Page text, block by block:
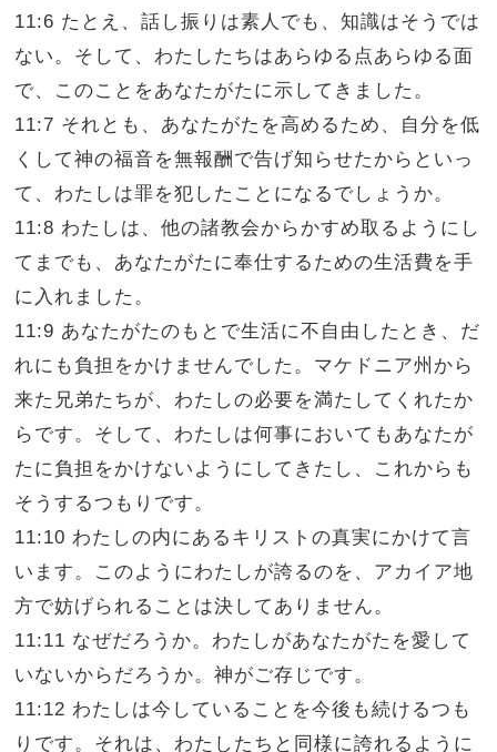
11:6 たとえ、話し振りは素人でも、知識はそうでは
ない。そして、わたしたちはあらゆる点あらゆる面
で、このことをあなたがたに示してきました。
11:7 それとも、あなたがたを高めるため、自分を低
くして神の福音を無報酬で告げ知らせたからといっ
て、わたしは罪を犯したことになるでしょうか。
11:8 わたしは、他の諸教会からかすめ取るようにし
てまでも、あなたがたに奉仕するための生活費を手
に入れました。
11:9 あなたがたのもとで生活に不自由したとき、だ
れにも負担をかけませんでした。マケドニア州から
来た兄弟たちが、わたしの必要を満たしてくれたか
らです。そして、わたしは何事においてもあなたが
たに負担をかけないようにしてきたし、これからも
そうするつもりです。
11:10 わたしの内にあるキリストの真実にかけて言
います。このようにわたしが誇るのを、アカイア地
方で妨げられることは決してありません。
11:11 なぜだろうか。わたしがあなたがたを愛して
いないからだろうか。神がご存じです。
11:12 わたしは今していることを今後も続けるつも
りです。それは、わたしたちと同様に誇れるように